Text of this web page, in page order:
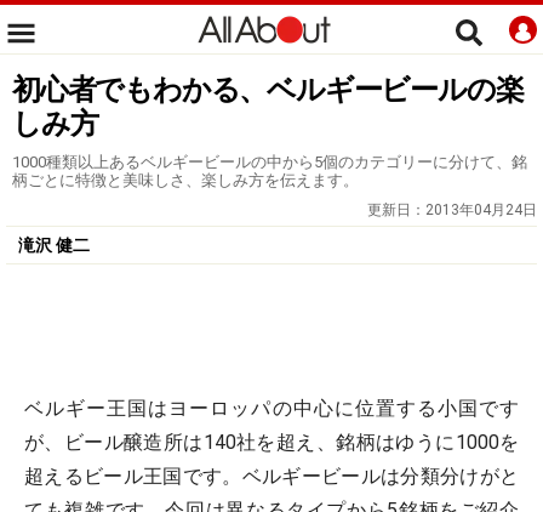
初心者でもわかる、ベルギービールの楽
しみ方
1000種類以上あるベルギービールの中から5個のカテゴリーに分けて、銘
柄ごとに特徴と美味しさ、楽しみ方を伝えます。
更新日： 2013年04月24日
滝沢 健二
ベルギー王国はヨーロッパの中心に位置する小国です
が、ビール醸造所は140社を超え、銘柄はゆうに1000を
超えるビール王国です。ベルギービールは分類分けがと